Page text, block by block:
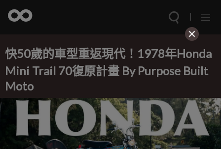
快50歲的車型重返現代！1978年Honda
Mini Trail 70復原計畫 By Purpose Built
Moto